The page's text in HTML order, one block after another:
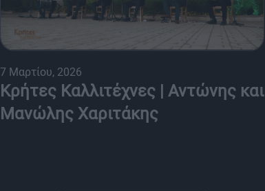
7 Μαρτίου, 2026
Κρήτες Καλλιτέχνες | Αντώνης και
Μανώλης Χαριτάκης